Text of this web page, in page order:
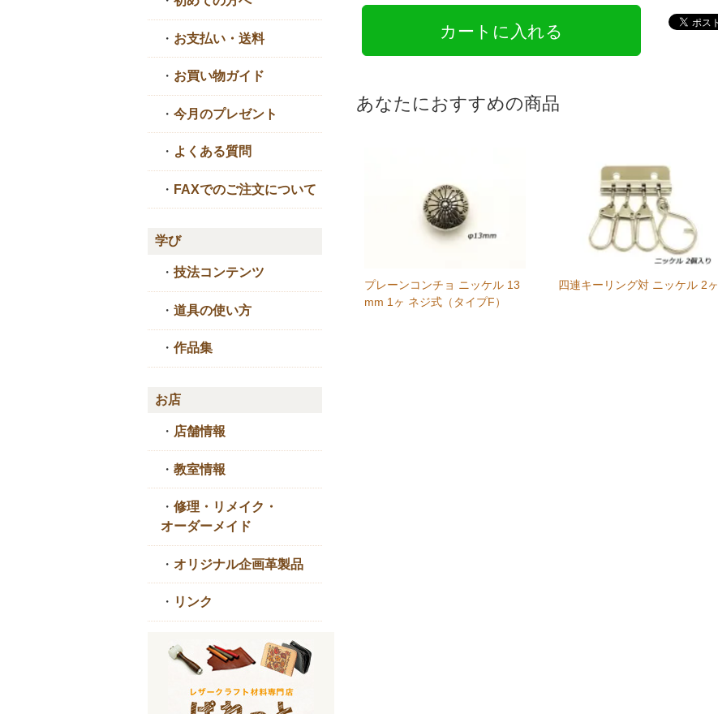
あなたにおすすめの商品
プレーンコンチョ ニッケル 13
mm 1ヶ ネジ式（タイプF）
四連キーリング対 ニッケル 2ヶ
・ お支払い・送料
・ お買い物ガイド
・ 今月のプレゼント
・ よくある質問
・ FAXでのご注文について
学び
・ 技法コンテンツ
・ 道具の使い方
・ 作品集
お店
・ 店舗情報
・ 教室情報
・ 修理・リメイク・
オーダーメイド
・ オリジナル企画革製品
・ リンク